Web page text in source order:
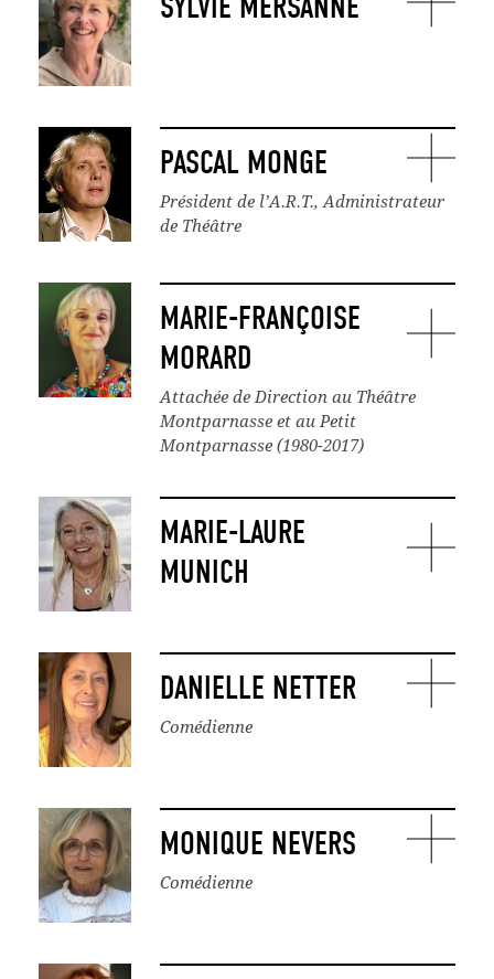
PASCAL MONGE
Président de l’A.R.T., Administrateur
de Théâtre
MARIE-FRANÇOISE
MORARD
Attachée de Direction au Théâtre
Montparnasse et au Petit
Montparnasse (1980-2017)
MARIE-LAURE
MUNICH
DANIELLE NETTER
Comédienne
MONIQUE NEVERS
Comédienne